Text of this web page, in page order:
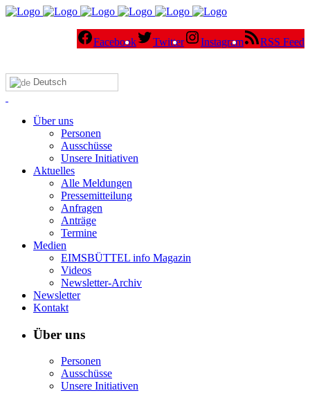
Facebook Twitter Instagram RSS Feed
Deutsch
Über uns
Personen
Ausschüsse
Unsere Initiativen
Aktuelles
Alle Meldungen
Pressemitteilung
Anfragen
Anträge
Termine
Medien
EIMSBÜTTEL info Magazin
Videos
Newsletter-Archiv
Newsletter
Kontakt
Über uns
Personen
Ausschüsse
Unsere Initiativen